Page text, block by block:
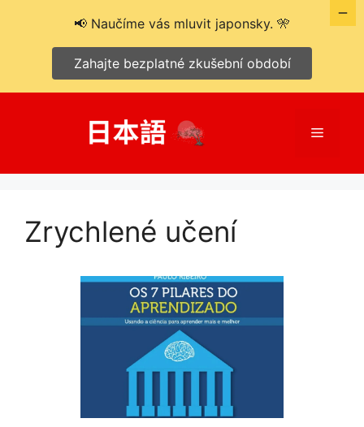
Menu
Zrychlené učení
📢 Naučíme vás mluvit japonsky. 🎌
Zahajte bezplatné zkušební období